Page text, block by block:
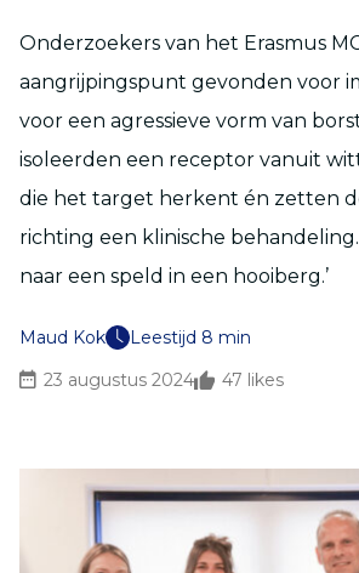
Onderzoekers van het Erasmus
aangrijpingspunt gevonden voor
voor een agressieve vorm van
isoleerden een receptor vanuit
die het target herkent én zetten
richting een klinische behandeling.
naar een speld in een hooiberg.’
Maud Kok
Leestijd 8 min
23 augustus 2024
47 likes